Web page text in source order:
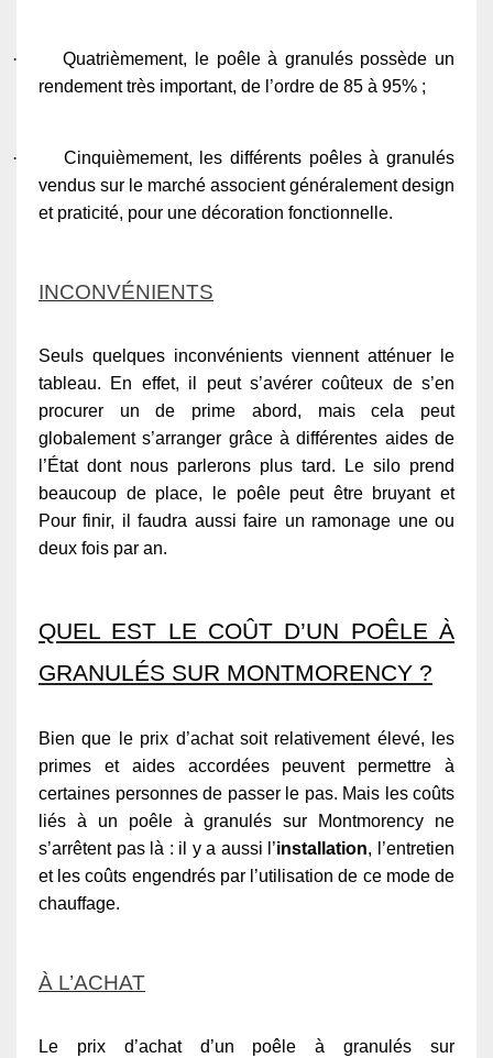
·
Quatrièmement, le poêle à granulés possède un
rendement très important, de l’ordre de 85 à 95% ;
·
Cinquièmement, les différents poêles à granulés
vendus sur le marché associent généralement design
et praticité, pour une décoration fonctionnelle.
INCONVÉNIENTS
Seuls quelques inconvénients viennent atténuer le
tableau. En effet, il peut s’avérer coûteux de s’en
procurer un de prime abord, mais cela peut
globalement s’arranger grâce à différentes aides de
l’État dont nous parlerons plus tard. Le silo prend
beaucoup de place, le poêle peut être bruyant et
Pour finir, il faudra aussi faire un ramonage une ou
deux fois par an.
QUEL EST LE COÛT D’UN POÊLE À
GRANULÉS SUR MONTMORENCY ?
Bien que le prix d’achat soit relativement élevé, les
primes et aides accordées peuvent permettre à
certaines personnes de passer le pas. Mais les coûts
liés à un poêle à granulés sur Montmorency ne
s’arrêtent pas là : il y a aussi l’installation, l’entretien
et les coûts engendrés par l’utilisation de ce mode de
chauffage.
À L’ACHAT
Le prix d’achat d’un poêle à granulés sur